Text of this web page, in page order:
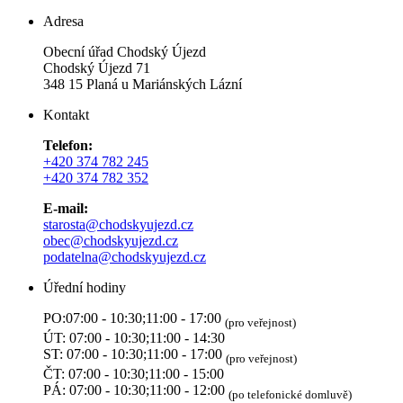
Adresa
Obecní úřad Chodský Újezd
Chodský Újezd 71
348 15 Planá u Mariánských Lázní
Kontakt
Telefon:
+420 374 782 245
+420 374 782 352
E-mail:
starosta@chodskyujezd.cz
obec@chodskyujezd.cz
podatelna@chodskyujezd.cz
Úřední hodiny
PO:07:00 - 10:30;11:00 - 17:00 (pro veřejnost)
ÚT: 07:00 - 10:30;11:00 - 14:30
ST: 07:00 - 10:30;11:00 - 17:00 (pro veřejnost)
ČT: 07:00 - 10:30;11:00 - 15:00
PÁ: 07:00 - 10:30;11:00 - 12:00 (po telefonické domluvě)